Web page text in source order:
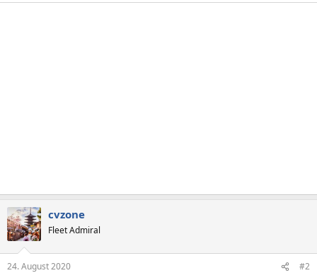
cvzone
Fleet Admiral
24. August 2020 #2